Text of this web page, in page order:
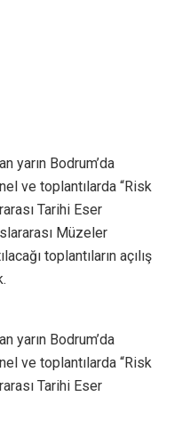
yarın Bodrum’da
ve toplantılarda “Risk
Tarihi Eser
Müzeler
toplantıların açılış
yarın Bodrum’da
ve toplantılarda “Risk
Tarihi Eser